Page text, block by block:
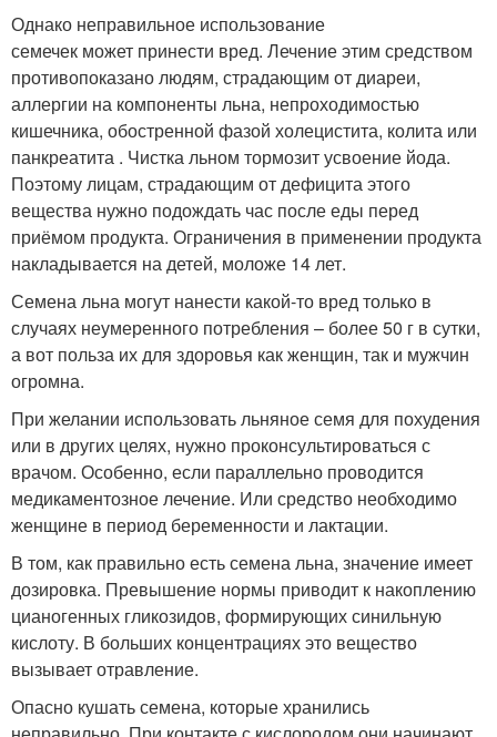
Однако неправильное использование
семечек может принести вред. Лечение этим средством
противопоказано людям, страдающим от диареи,
аллергии на компоненты льна, непроходимостью
кишечника, обостренной фазой холецистита, колита или
панкреатита . Чистка льном тормозит усвоение йода.
Поэтому лицам, страдающим от дефицита этого
вещества нужно подождать час после еды перед
приёмом продукта. Ограничения в применении продукта
накладывается на детей, моложе 14 лет.
Семена льна могут нанести какой-то вред только в
случаях неумеренного потребления – более 50 г в сутки,
а вот польза их для здоровья как женщин, так и мужчин
огромна.
При желании использовать льняное семя для похудения
или в других целях, нужно проконсультироваться с
врачом. Особенно, если параллельно проводится
медикаментозное лечение. Или средство необходимо
женщине в период беременности и лактации.
В том, как правильно есть семена льна, значение имеет
дозировка. Превышение нормы приводит к накоплению
цианогенных гликозидов, формирующих синильную
кислоту. В больших концентрациях это вещество
вызывает отравление.
Опасно кушать семена, которые хранились